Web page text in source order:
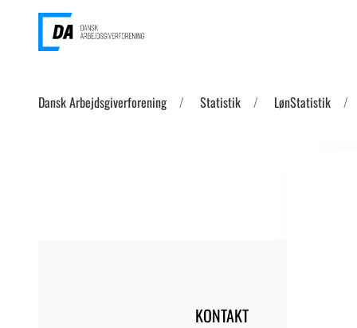
Dansk Arbejdsgiverforening Statistik LønStatistik
KONTAKT